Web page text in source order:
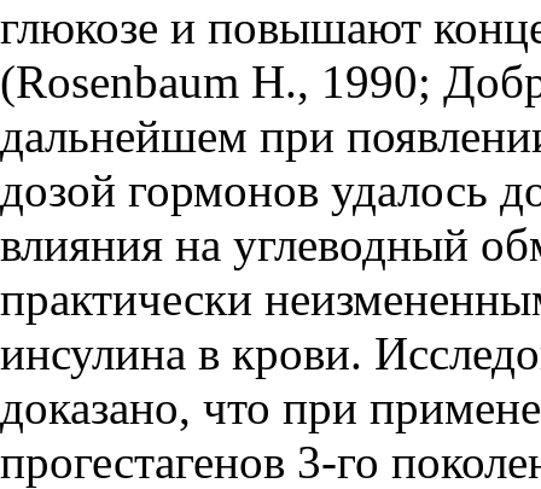
глюкозе и повышают
(Rosenbaum H., 1990;
дальнейшем при
дозой гормонов удалось
влияния на углеводный
практически
инсулина в крови.
доказано, что при
прогестагенов 3-го